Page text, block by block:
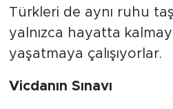
Türkleri de aynı ruhu
yalnızca hayatta
yaşatmaya çalışıyorlar.
Vicdanın Sınavı